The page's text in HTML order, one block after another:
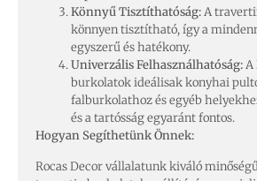
Könnyű Tisztíthatóság:A
könnyen tisztítható, így a
egyszerű és hatékony.
Univerzális Felhasználhatóság:A
burkolatok ideálisak konyhai
falburkolathoz és egyéb
és a tartósság egyaránt fontos.
Hogyan Segíthetünk Önnek:
Rocas Decor vállalatunk kiváló